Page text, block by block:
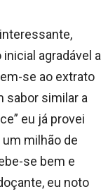
agradável a
se ao extrato
sabor similar a
eu já provei
milhão de
se bem e
eu noto